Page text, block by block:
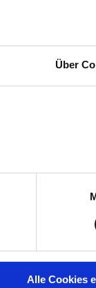
Über
Alle Cookies